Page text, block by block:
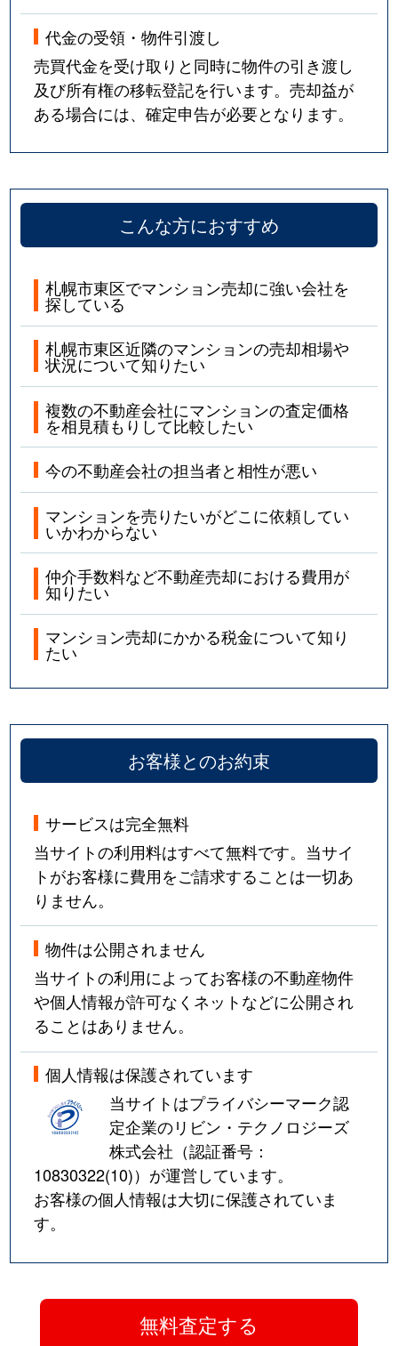
代金の受領・物件引渡し
売買代金を受け取りと同時に物件の引き渡し
及び所有権の移転登記を行います。売却益が
ある場合には、確定申告が必要となります。
こんな方におすすめ
札幌市東区でマンション売却に強い会社を
探している
札幌市東区近隣のマンションの売却相場や
状況について知りたい
複数の不動産会社にマンションの査定価格
を相見積もりして比較したい
今の不動産会社の担当者と相性が悪い
マンションを売りたいがどこに依頼してい
いかわからない
仲介手数料など不動産売却における費用が
知りたい
マンション売却にかかる税金について知り
たい
お客様とのお約束
サービスは完全無料
当サイトの利用料はすべて無料です。当サイ
トがお客様に費用をご請求することは一切あ
りません。
物件は公開されません
当サイトの利用によってお客様の不動産物件
や個人情報が許可なくネットなどに公開され
ることはありません。
個人情報は保護されています
当サイトはプライバシーマーク認
定企業のリビン・テクノロジーズ
株式会社（認証番号：
10830322(10)）が運営しています。
お客様の個人情報は大切に保護されていま
す。